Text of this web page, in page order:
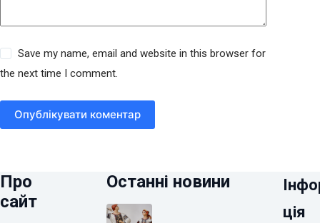
Save my name, email and website in this browser for
the next time I comment.
Опублікувати коментар
Про
сайт
Останні новини
ція